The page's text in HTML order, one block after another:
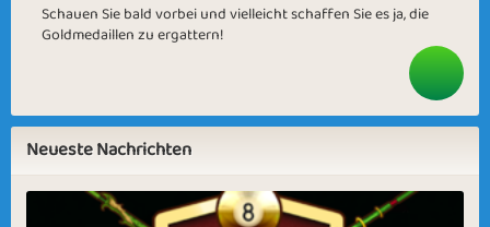
Schauen Sie bald vorbei und vielleicht schaffen Sie es ja, die
Goldmedaillen zu ergattern!
Neueste Nachrichten